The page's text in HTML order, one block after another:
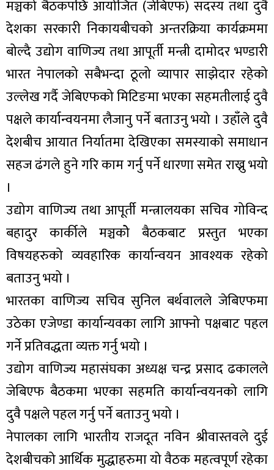
मञ्चको बैठकपछि आयोजित (जेबिएफ) सदस्य तथा दुवै
देशका सरकारी निकायबीचको अन्तरक्रिया कार्यक्रममा
बोल्दै उद्योग वाणिज्य तथा आपूर्ती मन्त्री दामोदर भण्डारी
भारत नेपालको सबैभन्दा ठूलो व्यापार साझेदार रहेको
उल्लेख गर्दै जेबिएफको मिटिङमा भएका सहमतीलाई दुवै
पक्षले कार्यान्वयनमा लैजानु पर्ने बताउनु भयो । उहाँले दुवै
देशबीच आयात निर्यातमा देखिएका समस्याको समाधान
सहज ढंगले हुने गरि काम गर्नु पर्ने धारणा समेत राख्नु भयो
।
उद्योग वाणिज्य तथा आपूर्ती मन्त्रालयका सचिव गोविन्द
बहादुर कार्कीले मञ्चकोे बैठकबाट प्रस्तुत भएका
विषयहरुको व्यवहारिक कार्यान्वयन आवश्यक रहेको
बताउनु भयो ।
भारतका वाणिज्य सचिव सुनिल बर्थवालले जेबिएफमा
उठेका एजेण्डा कार्यान्यवका लागि आफ्नो पक्षबाट पहल
गर्ने प्रतिवद्धता व्यक्त गर्नु भयो ।
उद्योग वाणिज्य महासंघका अध्यक्ष चन्द्र प्रसाद ढकालले
जेबिएफ बैठकमा भएका सहमति कार्यान्वयनको लागि
दुवै पक्षले पहल गर्नु पर्ने बताउनु भयो ।
नेपालका लागि भारतीय राजदूत नविन श्रीवास्तवले दुई
देशबीचको आर्थिक मुद्धाहरुमा यो वैठक महत्वपूर्ण रहेका